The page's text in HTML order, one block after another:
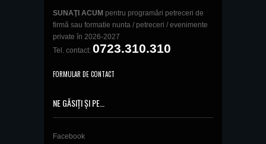
SUNAŢI ACUM pentru programări petreceri de
firmă sau formatie nunta / petreceri / evenimente
private în 2026-2027
Tel. contact: 0723.310.310
FORMULAR DE CONTACT
NE GĂSIȚI ȘI PE…
Facebook